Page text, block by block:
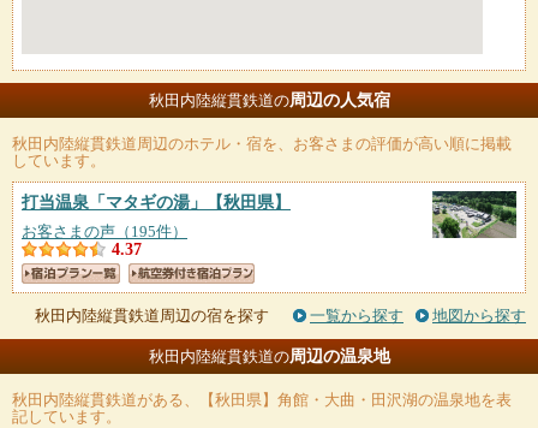
秋田内陸縦貫鉄道の周辺の人気宿
秋田内陸縦貫鉄道周辺のホテル・宿を、お客さまの評価が高い順に掲載
しています。
打当温泉「マタギの湯」 【秋田県】
お客さまの声（195件）
4.37
秋田内陸縦貫鉄道周辺の宿を探す 一覧から探す 地図から探す
秋田内陸縦貫鉄道の周辺の温泉地
秋田内陸縦貫鉄道がある、【秋田県】角館・大曲・田沢湖の温泉地を表
記しています。